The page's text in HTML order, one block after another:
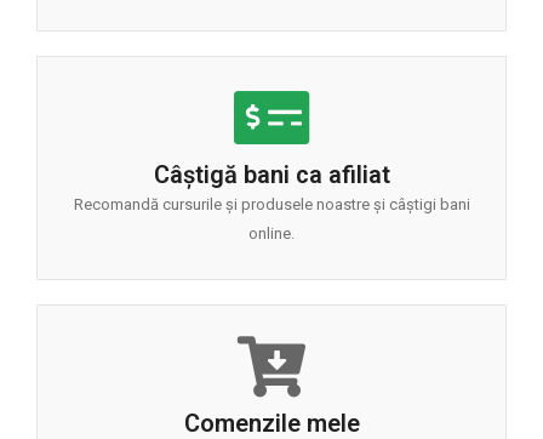
Câștigă bani ca afiliat
Recomandă cursurile și produsele noastre și câștigi bani
online.
Comenzile mele